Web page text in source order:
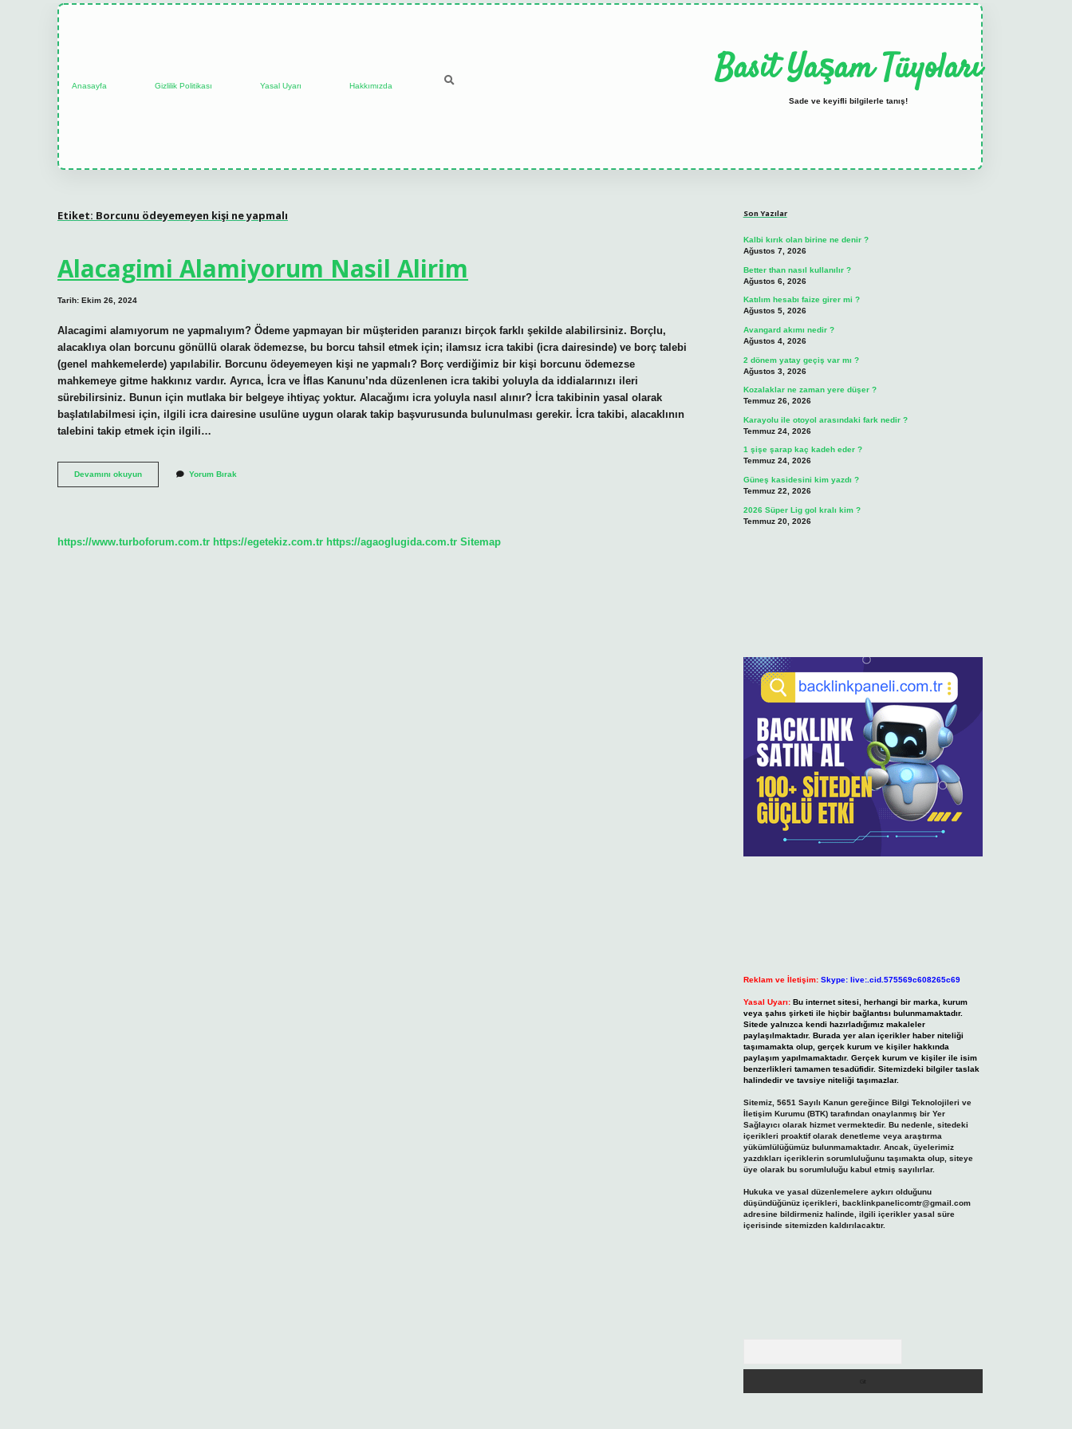
Anasayfa Gizlilik Politikası Yasal Uyarı Hakkımızda Basit Yaşam Tüyoları
Sade ve keyifli bilgilerle tanış!
Etiket: Borcunu ödeyemeyen kişi ne yapmalı
Alacagimi Alamiyorum Nasil Alirim
Tarih: Ekim 26, 2024
Alacagimi alamıyorum ne yapmalıyım? Ödeme yapmayan bir müşteriden paranızı birçok farklı şekilde alabilirsiniz. Borçlu,
alacaklıya olan borcunu gönüllü olarak ödemezse, bu borcu tahsil etmek için; ilamsız icra takibi (icra dairesinde) ve borç talebi
(genel mahkemelerde) yapılabilir. Borcunu ödeyemeyen kişi ne yapmalı? Borç verdiğimiz bir kişi borcunu ödemezse
mahkemeye gitme hakkınız vardır. Ayrıca, İcra ve İflas Kanunu’nda düzenlenen icra takibi yoluyla da iddialarınızı ileri
sürebilirsiniz. Bunun için mutlaka bir belgeye ihtiyaç yoktur. Alacağımı icra yoluyla nasıl alınır? İcra takibinin yasal olarak
başlatılabilmesi için, ilgili icra dairesine usulüne uygun olarak takip başvurusunda bulunulması gerekir. İcra takibi, alacaklının
talebini takip etmek için ilgili…
Devamını okuyunAlacagimi
Alamiyorum
Yorum Bırak
https://www.turboforum.com.tr https://egetekiz.com.tr https://agaoglugida.com.tr Sitemap
Son Yazılar
Kalbi kırık olan birine ne denir ?
Ağustos 7, 2026
Better than nasıl kullanılır ?
Ağustos 6, 2026
Katılım hesabı faize girer mi ?
Ağustos 5, 2026
Avangard akımı nedir ?
Ağustos 4, 2026
2 dönem yatay geçiş var mı ?
Ağustos 3, 2026
Kozalaklar ne zaman yere düşer ?
Temmuz 26, 2026
Karayolu ile otoyol arasındaki fark nedir ?
Temmuz 24, 2026
1 şişe şarap kaç kadeh eder ?
Temmuz 24, 2026
Güneş kasidesini kim yazdı ?
Temmuz 22, 2026
2026 Süper Lig gol kralı kim ?
Temmuz 20, 2026
Reklam ve İletişim: Skype: live:.cid.575569c608265c69
Yasal Uyarı: Bu internet sitesi, herhangi bir marka, kurum
veya şahıs şirketi ile hiçbir bağlantısı bulunmamaktadır.
Sitede yalnızca kendi hazırladığımız makaleler
paylaşılmaktadır. Burada yer alan içerikler haber niteliği
taşımamakta olup, gerçek kurum ve kişiler hakkında
paylaşım yapılmamaktadır. Gerçek kurum ve kişiler ile isim
benzerlikleri tamamen tesadüfidir. Sitemizdeki bilgiler taslak
halindedir ve tavsiye niteliği taşımazlar.
Sitemiz, 5651 Sayılı Kanun gereğince Bilgi Teknolojileri ve
İletişim Kurumu (BTK) tarafından onaylanmış bir Yer
Sağlayıcı olarak hizmet vermektedir. Bu nedenle, sitedeki
içerikleri proaktif olarak denetleme veya araştırma
yükümlülüğümüz bulunmamaktadır. Ancak, üyelerimiz
yazdıkları içeriklerin sorumluluğunu taşımakta olup, siteye
üye olarak bu sorumluluğu kabul etmiş sayılırlar.
Hukuka ve yasal düzenlemelere aykırı olduğunu
düşündüğünüz içerikleri, backlinkpanelicomtr@gmail.com
adresine bildirmeniz halinde, ilgili içerikler yasal süre
içerisinde sitemizden kaldırılacaktır.